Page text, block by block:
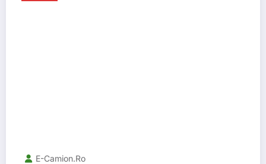
E-Camion.ro